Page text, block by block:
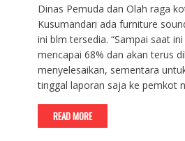
Dinas Pemuda dan Olah raga
Kusumandari ada furniture
ini blm tersedia. “Sampai saat
mencapai 68% dan akan terus
menyelesaikan, sementara
tinggal laporan saja ke pemkot
READ MORE